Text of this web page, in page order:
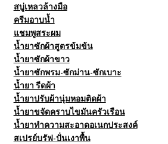
สบู่เหลวล้างมือ
ครีมอาบน้ำ
แชมพูสระผม
น้ำยาซักผ้าสูตรข้มข้น
น้ำยาซักผ้าขาว
น้ำยาซักพรม-ซักม่าน-ซักเบาะ
น้ำยา รีดผ้า
น้ำยาปรับผ้านุ่มหอมติดผ้า
น้ำยาขจัดคราบไขมันครัวเรือน
น้ำยาทำความสะอาดอเนกประสงค์
สเปรย์บรัฟ-ปั่นเงาพื้น